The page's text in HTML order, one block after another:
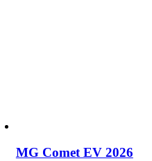
MG Comet EV 2026